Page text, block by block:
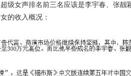
级女声排名前三名应该是李宇春、张靓
的收入概况：